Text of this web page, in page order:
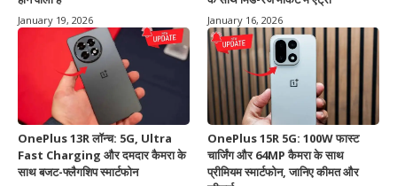
January 19, 2026 January 16, 2026
OnePlus 13R लॉन्च: 5G, Ultra
Fast Charging और दमदार कैमरा के
साथ बजट-फ्लैगशिप स्मार्टफोन
OnePlus 15R 5G: 100W फास्ट
चार्जिंग और 64MP कैमरा के साथ
प्रीमियम स्मार्टफोन, जानिए कीमत और